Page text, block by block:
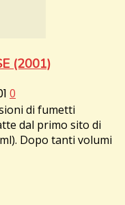
(2001)
0
di fumetti
dal primo sito di
Dopo tanti volumi